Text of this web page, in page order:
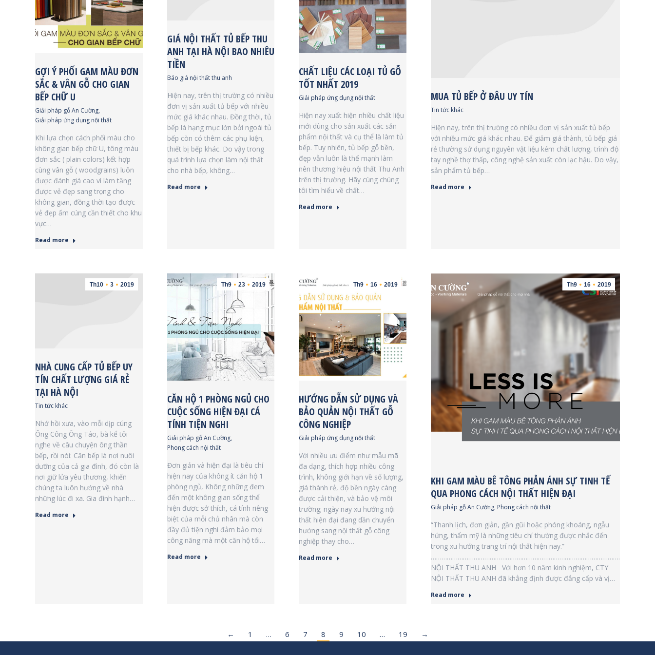
GỢI Ý PHỐI GAM MÀU ĐƠN
SẮC & VÂN GỖ CHO GIAN
BẾP CHỮ U
Giải pháp gỗ An Cường,
Giải pháp ứng dụng nội thất
Khi lựa chọn cách phối màu cho
không gian bếp chữ U, tông màu
đơn sắc ( plain colors) kết hợp
cùng vân gỗ ( woodgrains) luôn
được đánh giá cao vì làm tăng
được vẻ đẹp sang trọng cho
không gian, đồng thời tạo được
vẻ đẹp ấm cúng cần thiết cho khu
vực…
Read more
GIÁ NỘI THẤT TỦ BẾP THU
ANH TẠI HÀ NỘI BAO NHIÊU
TIỀN
Báo giá nội thất thu anh
Hiện nay, trên thị trường có nhiều
đơn vị sản xuất tủ bếp với nhiều
mức giá khác nhau. Đồng thời, tủ
bếp là hạng mục lớn bởi ngoài tủ
bếp còn có thêm các phụ kiện,
thiết bị bếp khác. Do vậy trong
quá trình lựa chọn làm nội thất
cho nhà bếp, không…
Read more
CHẤT LIỆU CÁC LOẠI TỦ GỖ
TỐT NHẤT 2019
Giải pháp ứng dụng nội thất
Hiện nay xuất hiện nhiều chất liệu
mới dùng cho sản xuất các sản
phẩm nội thất và cụ thể là làm tủ
bếp. Tuy nhiên, tủ bếp gỗ bền,
đẹp vẫn luôn là thế mạnh làm
nên thương hiệu nội thất Thu Anh
trên thị trường. Hãy cùng chúng
tôi tìm hiểu về chất…
Read more
MUA TỦ BẾP Ở ĐÂU UY TÍN
Tin tức khác
Hiện nay, trên thị trường có nhiều đơn vị sản xuất tủ bếp
với nhiều mức giá khác nhau. Để giảm giá thành, tủ bếp giá
rẻ thường sử dụng nguyên vật liệu kém chất lượng, trình độ
tay nghề thợ thấp, công nghệ sản xuất còn lạc hậu. Do vậy,
sản phẩm tủ bếp…
Read more
Th10 3 2019
NHÀ CUNG CẤP TỦ BẾP UY
TÍN CHẤT LƯỢNG GIÁ RẺ
TẠI HÀ NỘI
Tin tức khác
Nhớ hồi xưa, vào mỗi dịp cúng
Ông Công Ông Táo, bà kể tôi
nghe về câu chuyện ông thần
bếp, rồi nói: Căn bếp là nơi nuôi
dưỡng của cả gia đình, đó còn là
nơi giữ lửa yêu thương, khiến
chúng ta luôn hướng về nhà
những lúc đi xa. Gia đình hạnh…
Read more
Th9 23 2019
CĂN HỘ 1 PHÒNG NGỦ CHO
CUỘC SỐNG HIỆN ĐẠI CÁ
TÍNH TIỆN NGHI
Giải pháp gỗ An Cường,
Phong cách nội thất
Đơn giản và hiện đại là tiêu chí
hiện nay của không ít căn hộ 1
phòng ngủ, Không những đem
đến một không gian sống thể
hiện được sở thích, cá tính riêng
biệt của mỗi chủ nhân mà còn
đầy đủ tiện nghi đảm bảo mọi
công năng mà một căn hộ tối…
Read more
Th9 16 2019
HƯỚNG DẪN SỬ DỤNG VÀ
BẢO QUẢN NỘI THẤT GỖ
CÔNG NGHIỆP
Giải pháp ứng dụng nội thất
Với nhiều ưu điểm như mẫu mã
đa dạng, thích hợp nhiều công
trình, không giới hạn về số lượng,
giá thành rẻ, độ bền ngày càng
được cải thiện, và bảo vệ môi
trường; ngày nay xu hướng nội
thất hiện đại đang dần chuyển
hướng sang nội thất gỗ công
nghiệp thay cho…
Read more
Th9 16 2019
KHI GAM MÀU BÊ TÔNG PHẢN ÁNH SỰ TINH TẾ
QUA PHONG CÁCH NỘI THẤT HIỆN ĐẠI
Giải pháp gỗ An Cường, Phong cách nội thất
“Thanh lịch, đơn giản, gần gũi hoặc phóng khoáng, ngẫu
hứng, thẩm mỹ là những tiêu chí thường được nhắc đến
trong xu hướng trang trí nội thất hiện nay.”
…………………………………………………………………………………………….
NỘI THẤT THU ANH Với hơn 10 năm kinh nghiệm, CTY
NỘI THẤT THU ANH đã khẳng định được đẳng cấp và vị…
Read more
← 1 … 6 7 8 9 10 … 19 →